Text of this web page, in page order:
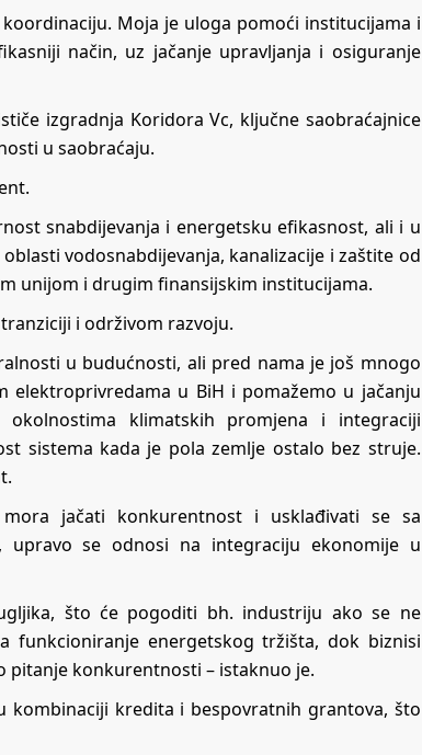
Moja je uloga pomoći institucijama i
način, uz jačanje upravljanja i osiguranje
izgradnja Koridora Vc, ključne saobraćajnice
u saobraćaju.
snabdijevanja i energetsku efikasnost, ali i u
vodosnabdijevanja, kanalizacije i zaštite od
unijom i drugim finansijskim institucijama.
i održivom razvoju.
u budućnosti, ali pred nama je još mnogo
elektroprivredama u BiH i pomažemo u jačanju
klimatskih promjena i integraciji
sistema kada je pola zemlje ostalo bez struje.
jačati konkurentnost i usklađivati se sa
upravo se odnosi na integraciju ekonomije u
što će pogoditi bh. industriju ako se ne
funkcioniranje energetskog tržišta, dok biznisi
pitanje konkurentnosti – istaknuo je.
kombinaciji kredita i bespovratnih grantova, što